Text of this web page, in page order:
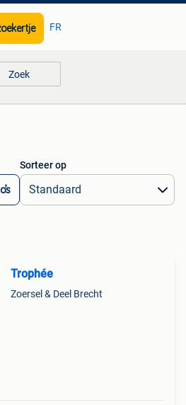
FR
Zoek
Sorteer op
Trophée
Zoersel & Deel Brecht